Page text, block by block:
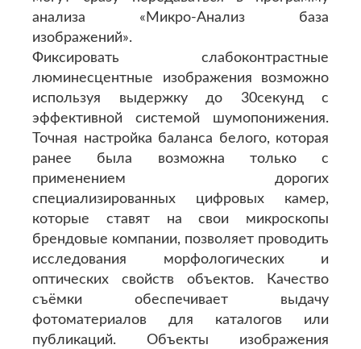
анализа «Микро-Анализ база
изображений».
Фиксировать слабоконтрастные
люминесцентные изображения возможно
используя выдержку до 30секунд с
эффективной системой шумопонижения.
Точная настройка баланса белого, которая
ранее была возможна только с
применением дорогих
специализированных цифровых камер,
которые ставят на свои микроскопы
брендовые компании, позволяет проводить
исследования морфологических и
оптических свойств объектов. Качество
съёмки обеспечивает выдачу
фотоматериалов для каталогов или
публикаций. Объекты изображения